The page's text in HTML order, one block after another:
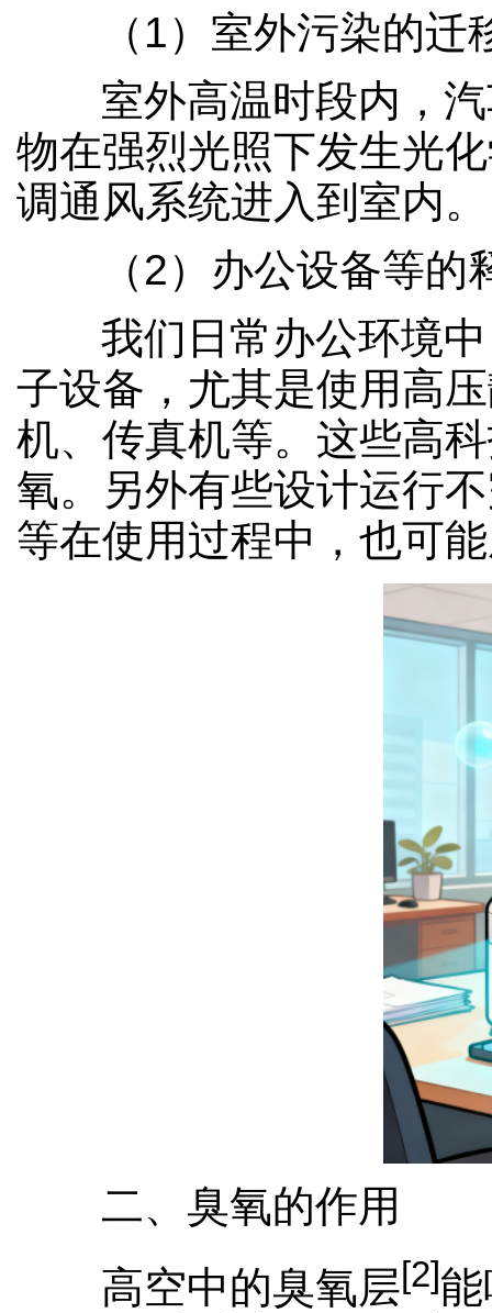
（1）室外污染的迁
室外高温时段内，
物在强烈光照下发生光
调通风系统进入到室内。
（2）办公设备等的
我们日常办公环境
子设备，尤其是使用高
机、传真机等。这些高
氧。另外有些设计运行
等在使用过程中，也可
二、臭氧的作用
高空中的臭氧层[2]